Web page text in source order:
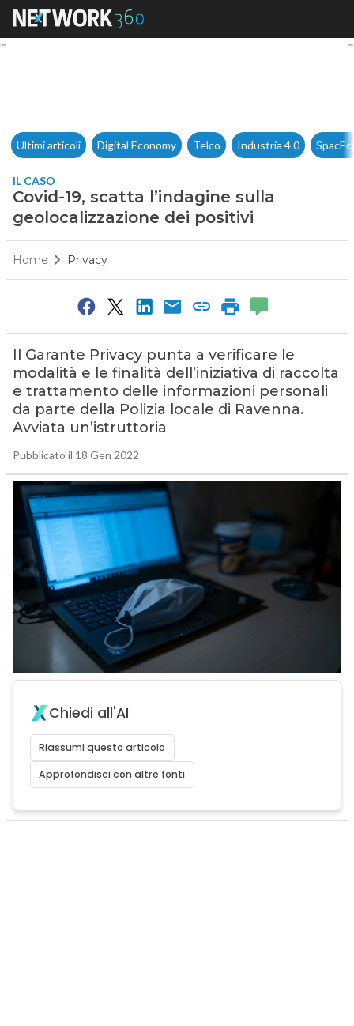
Covid-19, scatta l’indagine
Ultimi articoli Digital Economy Telco Industria 4.0
IL CASO
Covid-19, scatta l’indagine sulla
geolocalizzazione dei positivi
Home Privacy
Il Garante Privacy punta a verificare le
modalità e le finalità dell’iniziativa di raccolta
e trattamento delle informazioni personali
da parte della Polizia locale di Ravenna.
Avviata un’istruttoria
Pubblicato il 18 Gen 2022
Chiedi all'AI
Riassumi questo articolo
Approfondisci con altre fonti